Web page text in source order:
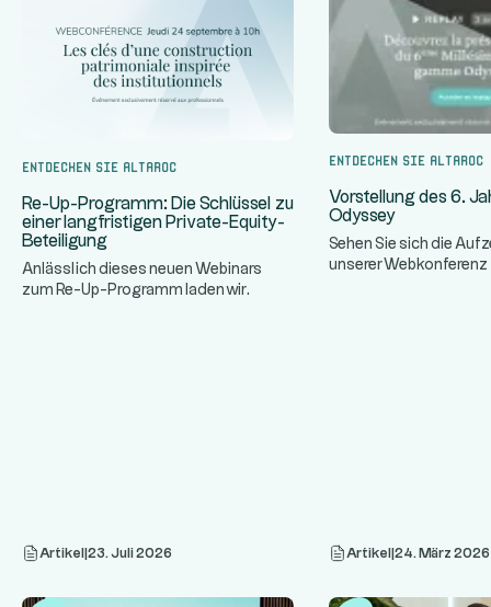
Entdecken Sie Altaroc
Re-Up-Programm: Die Schlüssel zu
einer langfristigen Private-Equity-
Beteiligung
Anlässlich dieses neuen Webinars
zum Re-Up-Programm laden wir
Artikel 23. Juli 2026
Entdecken Sie Altaroc
Vorstellung des 6.
Odyssey
Sehen Sie sich die
unserer Webkonferenz
Artikel 24. März 2026